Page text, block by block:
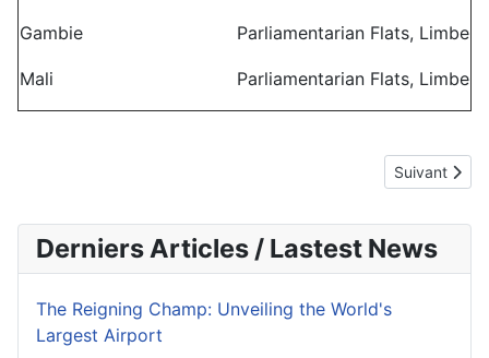
Gambie Parliamentarian Flats, Limbe
Mali Parliamentarian Flats, Limbe
Article
Suivant
Derniers Articles / Lastest News
The Reigning Champ: Unveiling the World's
Largest Airport